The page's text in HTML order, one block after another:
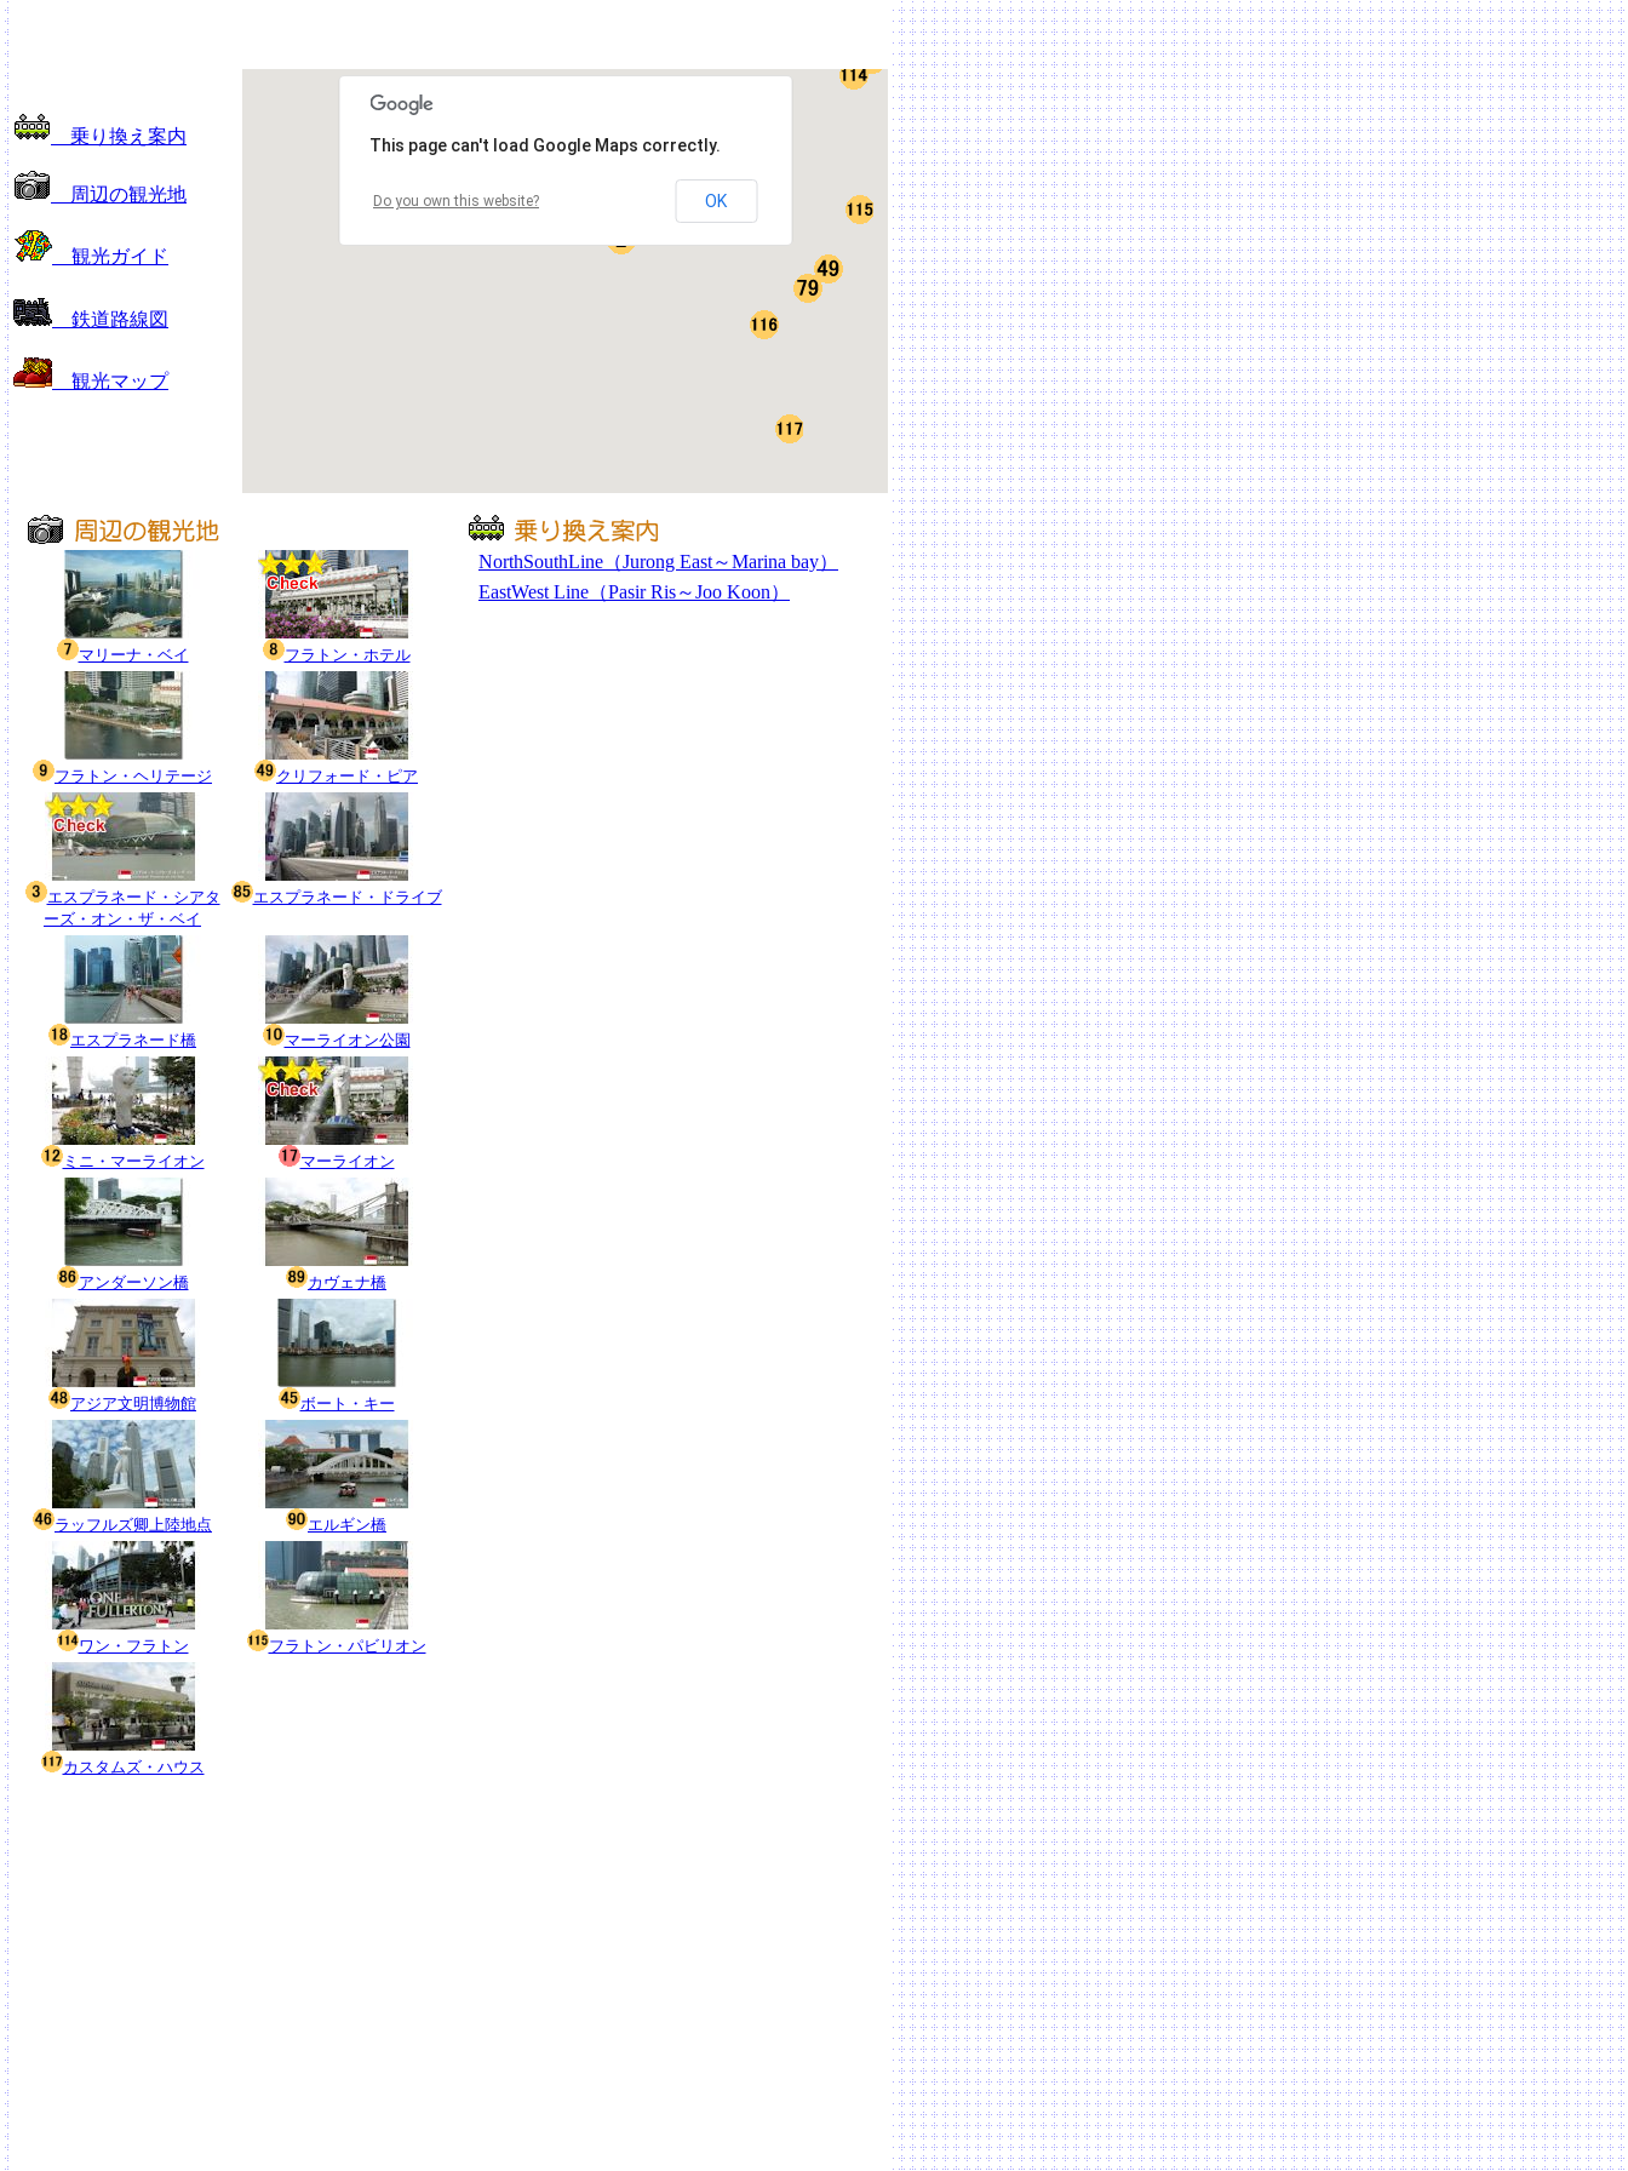
This page can't load Google Maps correctly.
Do you own this website? OK
乗り換え案内
周辺の観光地
観光ガイド
鉄道路線図
観光マップ
マリーナ・ベイ フラトン・ホテル
フラトン・ヘリテージ クリフォード・ピア
エスプラネード・シアタ
ーズ・オン・ザ・ベイ
エスプラネード・ドライブ
エスプラネード橋 マーライオン公園
ミニ・マーライオン マーライオン
アンダーソン橋 カヴェナ橋
アジア文明博物館 ボート・キー
ラッフルズ卿上陸地点 エルギン橋
ワン・フラトン フラトン・パビリオン
カスタムズ・ハウス
NorthSouthLine（Jurong East～Marina bay）
EastWest Line（Pasir Ris～Joo Koon）